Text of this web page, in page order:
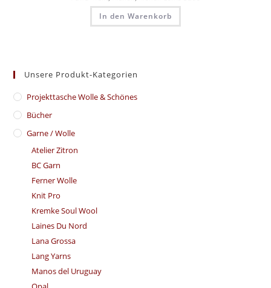
In den Warenkorb
Unsere Produkt-Kategorien
​Projekttasche Wolle & Schönes
Bücher
Garne / Wolle
Atelier Zitron
BC Garn
Ferner Wolle
Knit Pro
Kremke Soul Wool
Laines Du Nord
Lana Grossa
Lang Yarns
Manos del Uruguay